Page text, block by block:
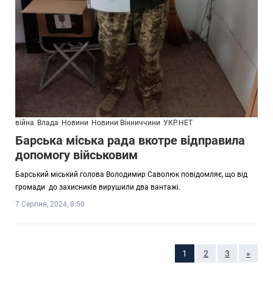
війна Влада Новини Новини Вінниччини УКР.НЕТ
Барська міська рада вкотре відправила
допомогу військовим
Барський міський голова Володимир Саволюк повідомляє, що від
громади до захисників вирушили два вантажі.
7 Серпня, 2024, 8:50
1 2 3 »